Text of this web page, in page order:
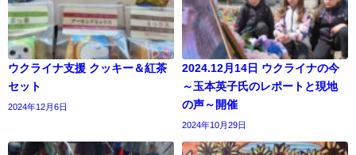
ウクライナ支援 クッキー＆紅茶
セット
2024年12月6日
2024.12月14日 ウクライナの今
～玉本英子氏のレポートと現地
の声～開催
2024年10月29日